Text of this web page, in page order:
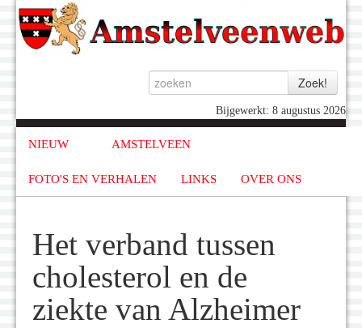
Bijgewerkt: 8 augustus 2026
NIEUW AMSTELVEEN
FOTO'S EN VERHALEN LINKS OVER ONS
Het verband tussen
cholesterol en de
ziekte van Alzheimer